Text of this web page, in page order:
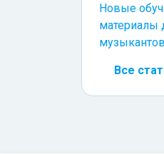
Новые
материалы
Все